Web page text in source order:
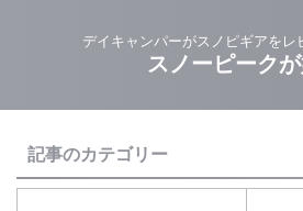
デイキャンパーがスノピギアをレ
スノーピーク
記事のカテゴリー